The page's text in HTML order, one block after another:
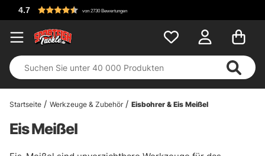
von 2730 Bewertungen
Startseite Werkzeuge & Zubehör Eisbohrer & Eis Meißel
Eis Meißel